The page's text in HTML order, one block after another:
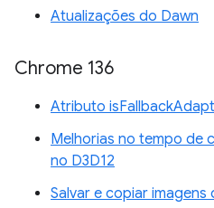
Atualizações do Dawn
Chrome 136
Atributo
Melhorias no tempo de
no D3D12
Salvar e copiar imagens